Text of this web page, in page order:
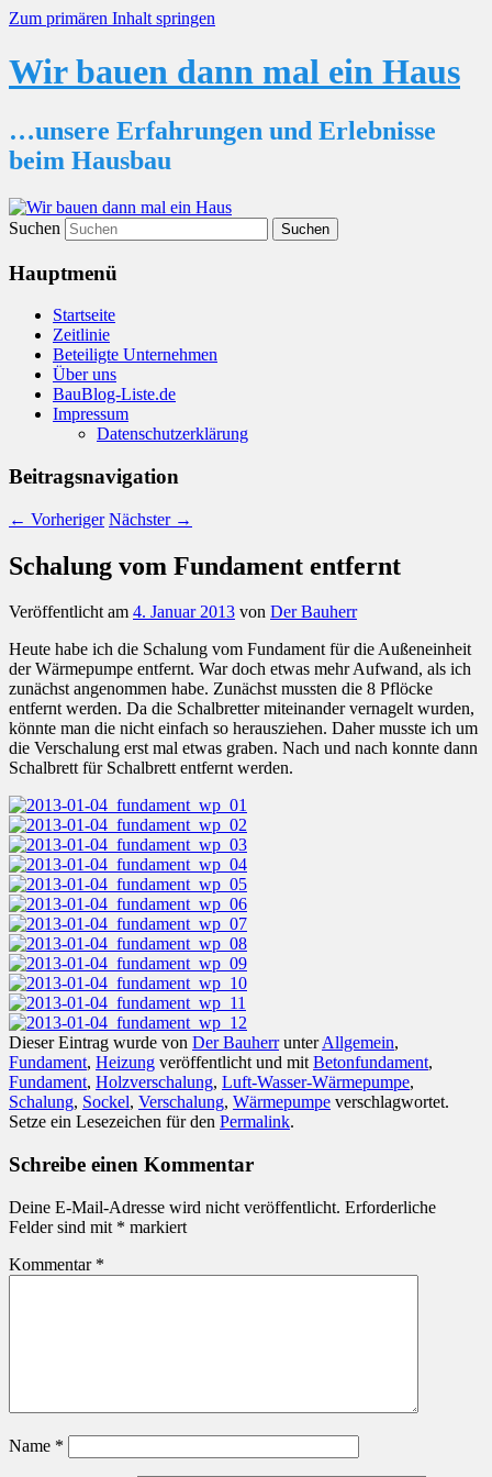
Zum primären Inhalt springen
Wir bauen dann mal ein Haus
…unsere Erfahrungen und Erlebnisse
beim Hausbau
Suchen
Hauptmenü
Startseite
Zeitlinie
Beteiligte Unternehmen
Über uns
BauBlog-Liste.de
Impressum
Datenschutzerklärung
Beitragsnavigation
← Vorheriger Nächster →
Schalung vom Fundament entfernt
Veröffentlicht am 4. Januar 2013 von Der Bauherr
Heute habe ich die Schalung vom Fundament für die Außeneinheit
der Wärmepumpe entfernt. War doch etwas mehr Aufwand, als ich
zunächst angenommen habe. Zunächst mussten die 8 Pflöcke
entfernt werden. Da die Schalbretter miteinander vernagelt wurden,
könnte man die nicht einfach so herausziehen. Daher musste ich um
die Verschalung erst mal etwas graben. Nach und nach konnte dann
Schalbrett für Schalbrett entfernt werden.
Dieser Eintrag wurde von Der BauherrunterAllgemein,
Fundament, Heizung veröffentlicht und mitBetonfundament,
Fundament, Holzverschalung, Luft-Wasser-Wärmepumpe,
Schalung, Sockel, Verschalung, Wärmepumpe verschlagwortet.
Setze ein Lesezeichen für den Permalink.
Schreibe einen Kommentar
Deine E-Mail-Adresse wird nicht veröffentlicht. Erforderliche
Felder sind mit * markiert
Kommentar *
Name *